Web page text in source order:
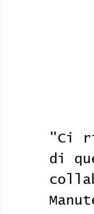
"Ci
di